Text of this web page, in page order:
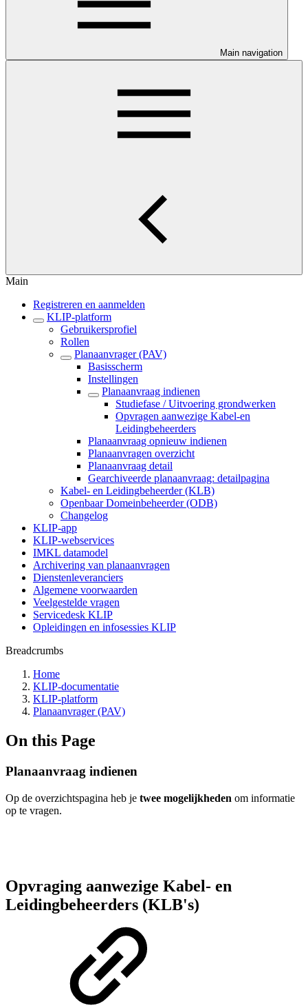
Main navigation
Main
Registreren en aanmelden
KLIP-platform
Gebruikersprofiel
Rollen
Planaanvrager (PAV)
Basisscherm
Instellingen
Planaanvraag indienen
Studiefase / Uitvoering grondwerken
Opvragen aanwezige Kabel-en
Leidingbeheerders
Planaanvraag opnieuw indienen
Planaanvragen overzicht
Planaanvraag detail
Gearchiveerde planaanvraag: detailpagina
Kabel- en Leidingbeheerder (KLB)
Openbaar Domeinbeheerder (ODB)
Changelog
KLIP-app
KLIP-webservices
IMKL datamodel
Archivering van planaanvragen
Dienstenleveranciers
Algemene voorwaarden
Veelgestelde vragen
Servicedesk KLIP
Opleidingen en infosessies KLIP
Breadcrumbs
Home
KLIP-documentatie
KLIP-platform
Planaanvrager (PAV)
On this Page
Planaanvraag indienen
Op de overzichtspagina heb je twee mogelijkheden om informatie
op te vragen.
Opvraging aanwezige Kabel- en
Leidingbeheerders (KLB's)